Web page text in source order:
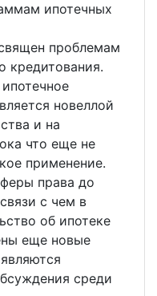
ипотечных
проблемам
кредитования.
новеллой
и на
что еще не
применение.
права до
с чем в
об ипотеке
еще новые
среди